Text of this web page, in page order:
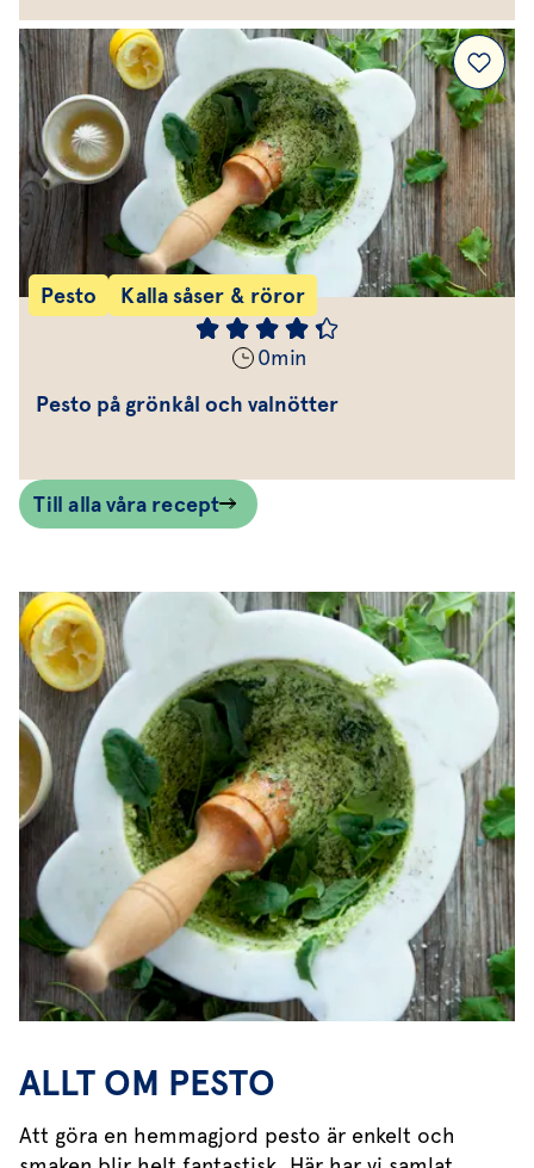
Pesto Kalla såser & röror
0min
Pesto på grönkål och valnötter
Till alla våra recept
ALLT OM PESTO
Att göra en hemmagjord pesto är enkelt och